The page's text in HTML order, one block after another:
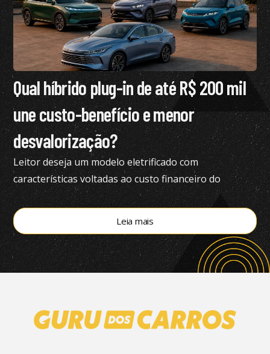
Qual híbrido plug-in de até R$ 200 mil
une custo-benefício e menor
desvalorização?
Leitor deseja um modelo eletrificado com
características voltadas ao custo financeiro do
produto e pediu nossa análise completa
Leia mais